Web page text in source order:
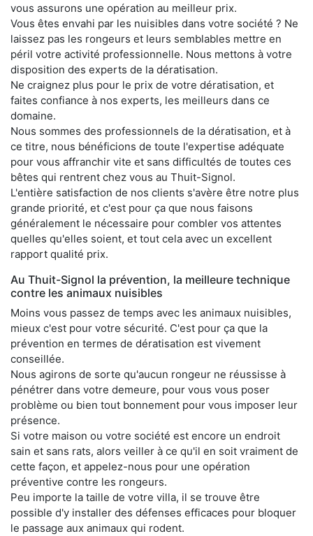
vous assurons une opération au meilleur prix.
Vous êtes envahi par les nuisibles dans votre société ? Ne
laissez pas les rongeurs et leurs semblables mettre en
péril votre activité professionnelle. Nous mettons à votre
disposition des experts de la dératisation.
Ne craignez plus pour le prix de votre dératisation, et
faites confiance à nos experts, les meilleurs dans ce
domaine.
Nous sommes des professionnels de la dératisation, et à
ce titre, nous bénéficions de toute l'expertise adéquate
pour vous affranchir vite et sans difficultés de toutes ces
bêtes qui rentrent chez vous au Thuit-Signol.
L'entière satisfaction de nos clients s'avère être notre plus
grande priorité, et c'est pour ça que nous faisons
généralement le nécessaire pour combler vos attentes
quelles qu'elles soient, et tout cela avec un excellent
rapport qualité prix.
Au Thuit-Signol la prévention, la meilleure technique
contre les animaux nuisibles
Moins vous passez de temps avec les animaux nuisibles,
mieux c'est pour votre sécurité. C'est pour ça que la
prévention en termes de dératisation est vivement
conseillée.
Nous agirons de sorte qu'aucun rongeur ne réussisse à
pénétrer dans votre demeure, pour vous vous poser
problème ou bien tout bonnement pour vous imposer leur
présence.
Si votre maison ou votre société est encore un endroit
sain et sans rats, alors veiller à ce qu'il en soit vraiment de
cette façon, et appelez-nous pour une opération
préventive contre les rongeurs.
Peu importe la taille de votre villa, il se trouve être
possible d'y installer des défenses efficaces pour bloquer
le passage aux animaux qui rodent.